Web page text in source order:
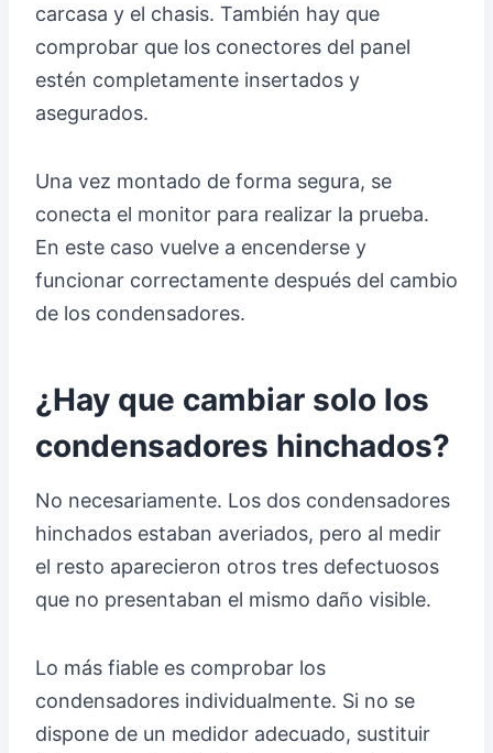
carcasa y el chasis. También hay que
comprobar que los conectores del panel
estén completamente insertados y
asegurados.
Una vez montado de forma segura, se
conecta el monitor para realizar la prueba.
En este caso vuelve a encenderse y
funcionar correctamente después del cambio
de los condensadores.
¿Hay que cambiar solo los
condensadores hinchados?
No necesariamente. Los dos condensadores
hinchados estaban averiados, pero al medir
el resto aparecieron otros tres defectuosos
que no presentaban el mismo daño visible.
Lo más fiable es comprobar los
condensadores individualmente. Si no se
dispone de un medidor adecuado, sustituir